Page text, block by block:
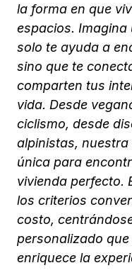
la forma en que
espacios. Imagina
solo te ayuda a
sino que te
comparten tus
vida. Desde
ciclismo, desde
alpinistas,
única para
vivienda perfecto.
los criterios
costo,
personalizado
enriquece la